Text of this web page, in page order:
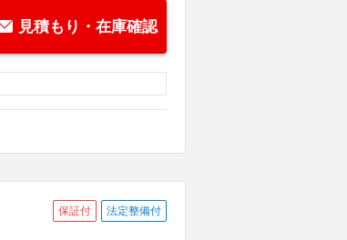
見積もり・在庫確認
保証付 法定整備付